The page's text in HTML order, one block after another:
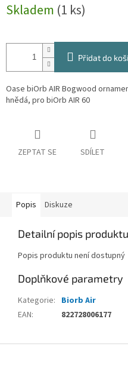
cena:
Skladem (1 ks)
Přidat do
Oase biOrb AIR Bogwood
hnědá, pro biOrb AIR 60
ZEPTAT SE SDÍLET
Popis Diskuze
Detailní popis produktu
Popis produktu není dostupný
Doplňkové parametry
Kategorie: Biorb Air
EAN: 822728006177